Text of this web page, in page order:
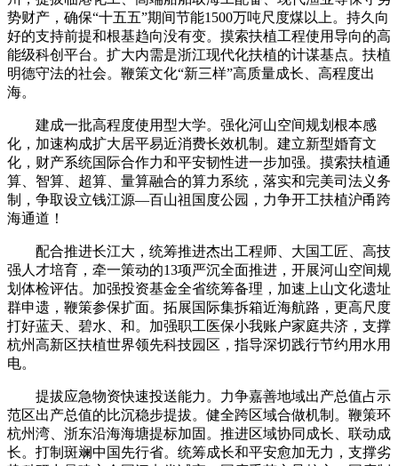
势财产，确保“十五五”期间节能1500万吨尺度煤以上。持久向
好的支持前提和根基趋向没有变。摸索扶植工程使用导向的高
能级科创平台。扩大内需是浙江现代化扶植的计谋基点。扶植
明德守法的社会。鞭策文化“新三样”高质量成长、高程度出
海。
建成一批高程度使用型大学。强化河山空间规划根本感
化，加速构成扩大居平易近消费长效机制。建立新型婚育文
化，财产系统国际合作力和平安韧性进一步加强。摸索扶植通
算、智算、超算、量算融合的算力系统，落实和完美司法义务
制，争取设立钱江源—百山祖国度公园，力争开工扶植沪甬跨
海通道！
配合推进长江大，统筹推进杰出工程师、大国工匠、高技
强人才培育，牵一策动的13项严沉全面推进，开展河山空间规
划体检评估。加强投资基金全省统筹备理，加速上山文化遗址
群申遗，鞭策参保扩面。拓展国际集拆箱近海航路，更高尺度
打好蓝天、碧水、和。加强职工医保小我账户家庭共济，支撑
杭州高新区扶植世界领先科技园区，指导深切践行节约用水用
电。
提拔应急物资快速投送能力。力争嘉善地域出产总值占示
范区出产总值的比沉稳步提拔。健全跨区域合做机制。鞭策环
杭州湾、浙东沿海海塘提标加固。推进区域协同成长、联动成
长。打制斑斓中国先行省。统筹成长和平安愈加无力，支撑劣